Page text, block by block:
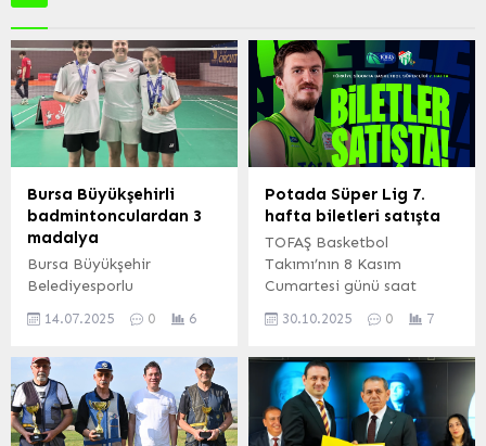
Bursa Büyükşehirli
badmintonculardan 3
madalya
Bursa Büyükşehir
Belediyesporlu
Youth Open Uluslararası
3 madalya kazandı
14.07.2025 0 6
Potada Süper Lig 7.
hafta biletleri satışta
TOFAŞ Basketbol
Takımı’nın 8 Kasım
Cumartesi günü saat
Basketbol ile oynayacağı
Süper Ligi 7.
mücadelesinin biletleri
Biletix’te satışa çıktı.
BURSA (İGFA) – TOFAŞ
30.10.2025 0 7